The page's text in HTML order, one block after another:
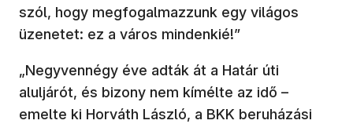
szól, hogy megfogalmazzunk egy világos
üzenetet: ez a város mindenkié!”
„Negyvennégy éve adták át a Határ úti
aluljárót, és bizony nem kímélte az idő –
emelte ki Horváth László, a BKK beruházási